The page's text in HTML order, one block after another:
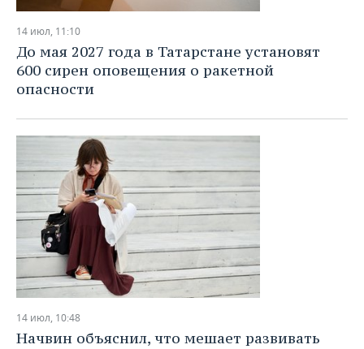
14 июл, 11:10
До мая 2027 года в Татарстане установят
600 сирен оповещения о ракетной
опасности
14 июл, 10:48
Начвин объяснил, что мешает развивать